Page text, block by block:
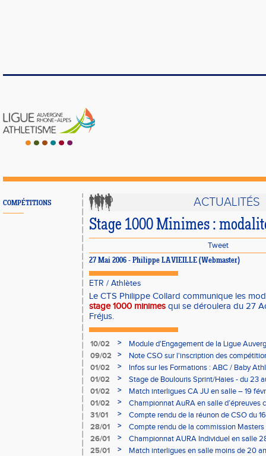
COMPÉTITIONS ACTUALITÉS
Stage 1000 Minimes :
Tweet
27 Mai 2006 - Philippe LAVIEILLE (Webmaster)
ETR / Athlètes
Le CTS Philippe Collard communique les
stage 1000 minimes qui se déroulera du 27
Fréjus.
10/02 >
Module d'Engagement de la Ligue
09/02
>
Note CSO sur l'inscription des
01/02
>
Infos sur les Formations : ABC / Baby
01/02
>
Stage de Boulouris Sprint/Haies - du 23
01/02
>
Match interligues CA JU en salle – 19
01/02
>
Championnat AuRA en salle d’épreuves
- le 12 février
31/01 >
Compte rendu de la réunon de CSO du
28/01
>
Compte rendu de la commission
à Bourgoin
26/01 >
Championnat AURA Individuel en salle
25/01
>
Match interligues en salle moins de 20